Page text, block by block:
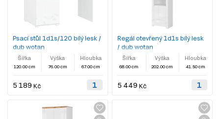
Psací stůl 1d1s/120 bílý lesk /
dub wotan
Šířka
120.00 cm
Výška
76.00 cm
Hloubka
67.00 cm
5 189 Kč
Regál otevřený 1d1s bílý lesk
/ dub wotan
Šířka
68.00 cm
Výška
202.00 cm
Hloubka
41.50 cm
5 449 Kč